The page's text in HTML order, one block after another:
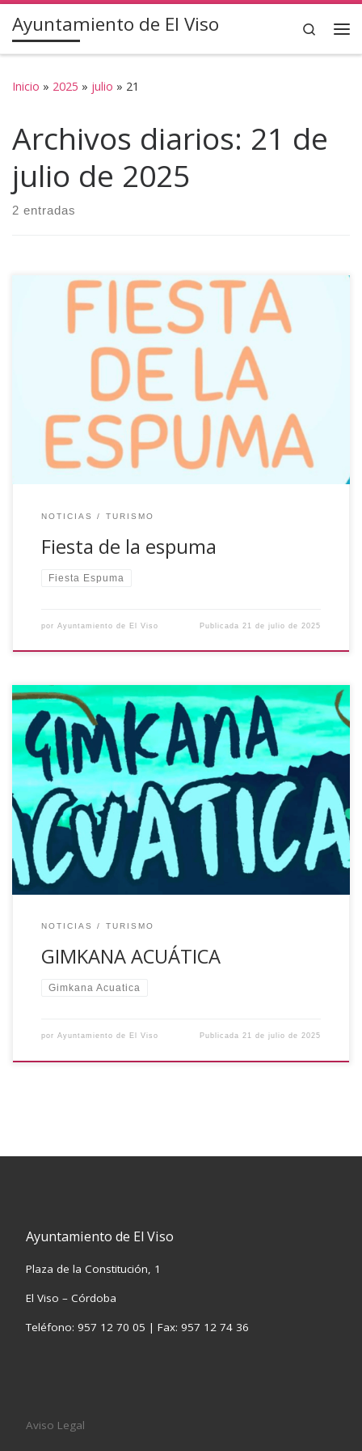
Saltar al contenido
Ayuntamiento de El Viso Search
Inicio » 2025 » julio » 21
Archivos diarios: 21 de
julio de 2025
2 entradas
¿Te vas a perder nuestra Fiesta de la Espuma? ¡Será el
jueves 24 de julio a las 21:00 horas en la Plaza del
Ayuntamiento! ¡Te esperamos! Ayuntamiento de El Viso
NOTICIAS TURISMO
Fiesta de la espuma
Fiesta Espuma
por Ayuntamiento de El Viso Publicada 21 de julio de 2025
El próximo 31 de julio de 2025 habrá una Gimkana Acuática
en la Piscina Municipal a partir de las 21:00 horas. Para
participar: Tener entre 4 y 18 años 4 participantes por
equipo Apuntarse en taquilla El día límite de la inscripción
es el 30 de julio. El Ayuntamiento de […]
NOTICIAS TURISMO
GIMKANA ACUÁTICA
Gimkana Acuatica
por Ayuntamiento de El Viso Publicada21 de julio de 2025
Ayuntamiento de El Viso
Plaza de la Constitución, 1
El Viso – Córdoba
Teléfono: 957 12 70 05 | Fax: 957 12 74 36
Aviso Legal